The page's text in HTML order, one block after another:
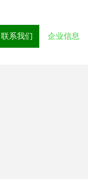
联系我们 企业信息